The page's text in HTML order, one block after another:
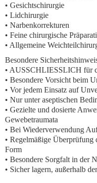
• Gesichtschirurgie
• Lidchirurgie
• Narbenkorrekturen
• Feine chirurgische
• Allgemeine
Besondere
• AUSSCHLIESSLICH für
• Besondere Vorsicht beim
• Vor jedem Einsatz auf
• Nur unter aseptischen
• Gezielte und dosierte
Gewebetraumata
• Bei Wiederverwendung
• Regelmäßige Überprüfung
Form
• Besondere Sorgfalt in der
• Sicher lagern, außerhalb